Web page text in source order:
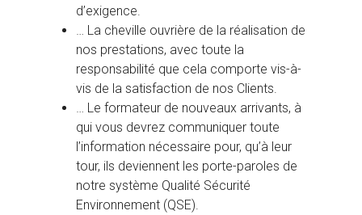
d’exigence.
… La cheville ouvrière de la réalisation de
nos prestations, avec toute la
responsabilité que cela comporte vis-à-
vis de la satisfaction de nos Clients.
… Le formateur de nouveaux arrivants, à
qui vous devrez communiquer toute
l’information nécessaire pour, qu’à leur
tour, ils deviennent les porte-paroles de
notre système Qualité Sécurité
Environnement (QSE).